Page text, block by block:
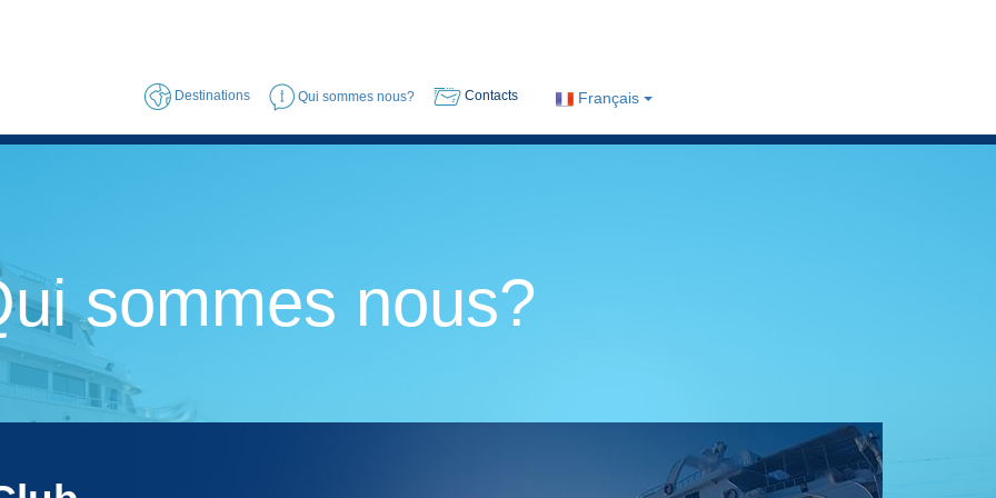
Français
Destinations Qui sommes nous? Contacts
sommes nous?